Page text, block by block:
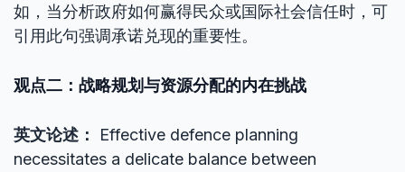
如，当分析政府如何赢得民众或国际社会信任时，可
引用此句强调承诺兑现的重要性。
观点二：战略规划与资源分配的内在挑战
英文论述：
Effective defence planning
necessitates a delicate balance between